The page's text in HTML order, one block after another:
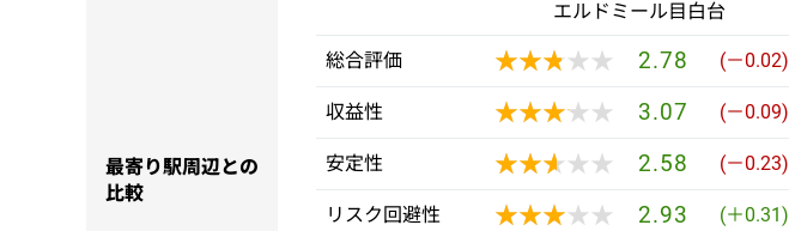
最寄り駅周辺との
比較
エルドミール目白台
総合評価 ★★★★★
★★★★★ 2.78 (－0.02)
収益性 ★★★★★
★★★★★ 3.07 (－0.09)
安定性 ★★★★★
★★★★★ 2.58 (－0.23)
リスク回避性 ★★★★★
★★★★★ 2.93 (＋0.31)